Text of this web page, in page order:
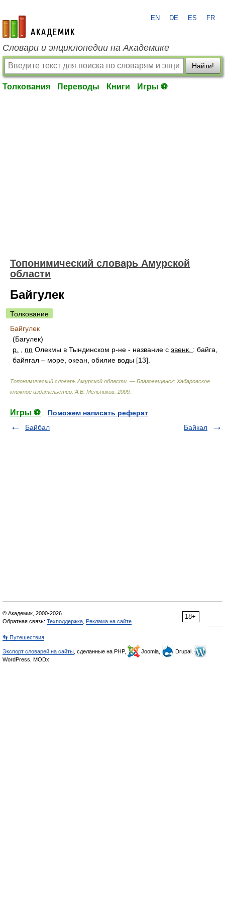
academic.ru
EN DE ES FR
Словари и энциклопедии на Академике
Найти!
Толкования Переводы Книги Игры ⚽
Топонимический словарь Амурской
области
Байгулек
Толкование
Байгулек
(Багулек)
р.
пп Олекмы в Тындинском р-не - название с эвенк. : байга,
байягал – море, океан, обилие воды [13].
Топонимический словарь Амурской области. — Благовещенск: Хабаровское
книжное издательство А.В. Мельников 2009
Игры ⚽
Поможем написать реферат
Байбал
Байкал
18+
© Академик, 2000-2026
Обратная связь: Техподдержка Реклама на сайте
👣 Путешествия
Экспорт словарей на сайты , сделанные на PHP, Joomla,
Drupal,
WordPress, MODx.